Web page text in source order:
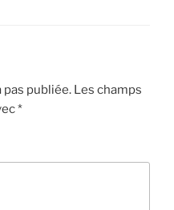
publiée. Les champs
*